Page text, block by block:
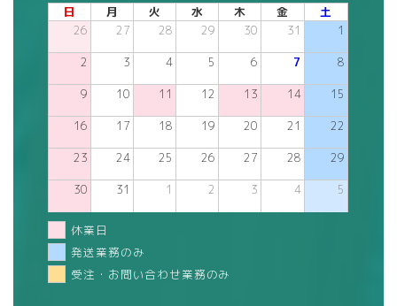
日 月 火 水 木 金 土
26 27 28 29 30 31 1
2 3 4 5 6 7 8
9 10 11 12 13 14 15
16 17 18 19 20 21 22
23 24 25 26 27 28 29
30 31 1 2 3 4 5
休業日
発送業務のみ
受注・お問い合わせ業務のみ